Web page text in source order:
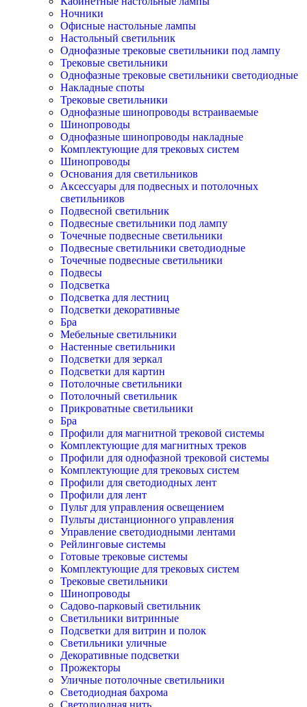
Ночники
Офисные настольные лампы
Настольный светильник
Однофазные трековые светильники под лампу
Трековые светильники
Однофазные трековые светильники светодиодные
Накладные споты
Трековые светильники
Однофазные шинопроводы встраиваемые
Шинопроводы
Однофазные шинопроводы накладные
Комплектующие для трековых систем
Шинопроводы
Основания для светильников
Аксессуары для подвесных и потолочных
светильников
Подвесной светильник
Подвесные светильники под лампу
Точечные подвесные светильники
Подвесные светильники светодиодные
Точечные подвесные светильники
Подвесы
Подсветка
Подсветка для лестниц
Подсветки декоративные
Бра
Мебельные светильники
Настенные светильники
Подсветки для зеркал
Подсветки для картин
Потолочные светильники
Потолочный светильник
Прикроватные светильники
Бра
Профили для магнитной трековой системы
Комплектующие для магнитных треков
Профили для однофазной трековой системы
Комплектующие для трековых систем
Профили для светодиодных лент
Профили для лент
Пульт для управления освещением
Пульты дистанционного управления
Управление светодиодными лентами
Рейлинговые системы
Готовые трековые системы
Комплектующие для трековых систем
Трековые светильники
Шинопроводы
Садово-парковый светильник
Светильники витринные
Подсветки для витрин и полок
Светильники уличные
Декоративные подсветки
Прожекторы
Уличные потолочные светильники
Светодиодная бахрома
Светодиодная нить